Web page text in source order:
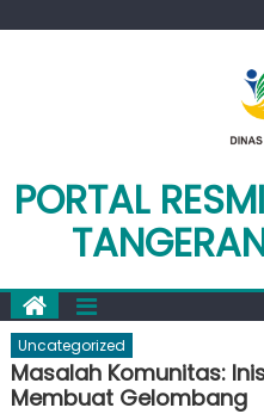
PORTAL
Uncategorized
Masalah Komunitas:
Membuat Gelombang